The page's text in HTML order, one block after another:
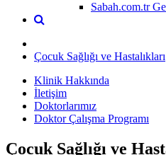
Sabah.com.tr
Çocuk Sağlığı ve Hastalıkları
Klinik Hakkında
İletişim
Doktorlarımız
Doktor Çalışma Programı
Çocuk Sağlığı ve